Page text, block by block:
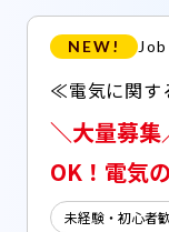
NEW!
＼大量募
OK！電気
未経験・初心者